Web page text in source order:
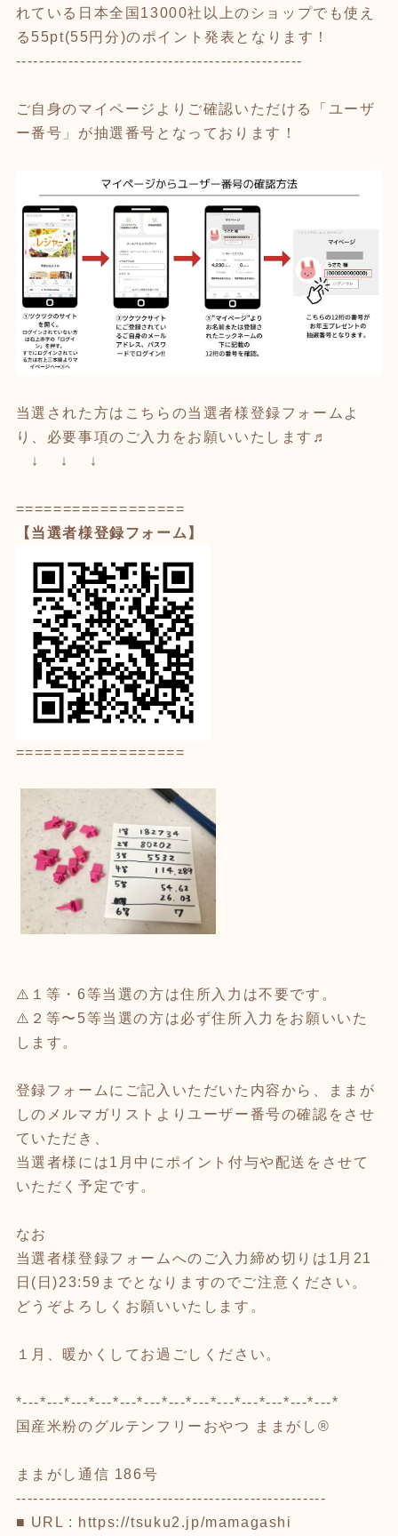
れている日本全国13000社以上のショップでも使え
る55pt(55円分)のポイント発表となります！
-------------------------------------------------
ご自身のマイページ よりご確認いただける「ユーザ
ー番号」が抽選番号となっております！
当選された方はこちらの当選者様登録フォームよ
り、必要事項のご入力をお願いいたします♬
↓ ↓ ↓
==================
【当選者様登録フォーム】
==================
⚠️１等・6等当選の方は住所入力は不要です。
⚠️２等〜5等当選の方は必ず住所入力をお願いいた
します。
登録フォームにご記入いただいた内容から、ままが
しのメルマガリストよりユーザー番号の確認をさせ
ていただき、
当選者様には1月中にポイント付与や配送をさせて
いただく予定です。
なお
当選者様登録フォームへのご入力締め切りは1月21
日(日)23:59までとなりますのでご注意ください。
どうぞよろしくお願いいたします。
１月、暖かくしてお過ごしください。
*---*---*---*---*---*---*---*---*---*---*---*---*---*
国産米粉のグルテンフリーおやつ ままがし®️
ままがし通信 186号
-----------------------------------------------------
■ URL : https://tsuku2.jp/mamagashi